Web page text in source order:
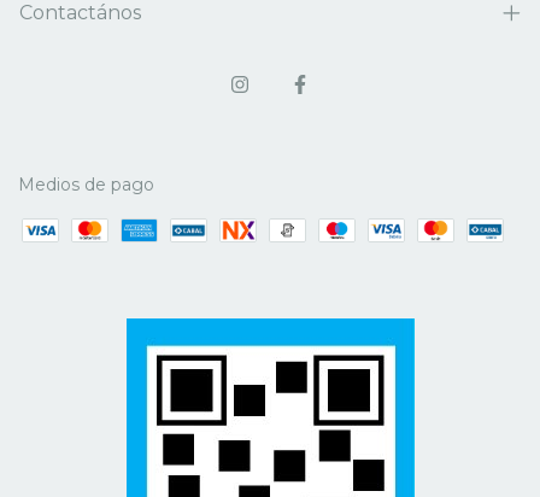
Contactános
Medios de pago